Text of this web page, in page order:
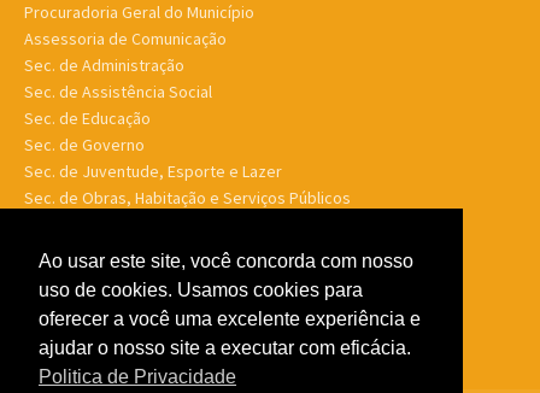
Procuradoria Geral do Município
Assessoria de Comunicação
Sec. de Administração
Sec. de Assistência Social
Sec. de Educação
Sec. de Governo
Sec. de Juventude, Esporte e Lazer
Sec. de Obras, Habitação e Serviços Públicos
Sec. de Saúde
Sec. de Turismo
Sec. de Meio Ambiente, Desenv. Agrário, Aquicultura e Pesca
Ao usar este site, você concorda com nosso
uso de cookies. Usamos cookies para
oferecer a você uma excelente experiência e
ajudar o nosso site a executar com eficácia.
Politica de Privacidade